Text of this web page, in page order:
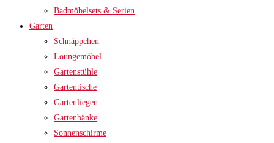
Badmöbelsets & Serien
Garten
Schnäppchen
Loungemöbel
Gartenstühle
Gartentische
Gartenliegen
Gartenbänke
Sonnenschirme